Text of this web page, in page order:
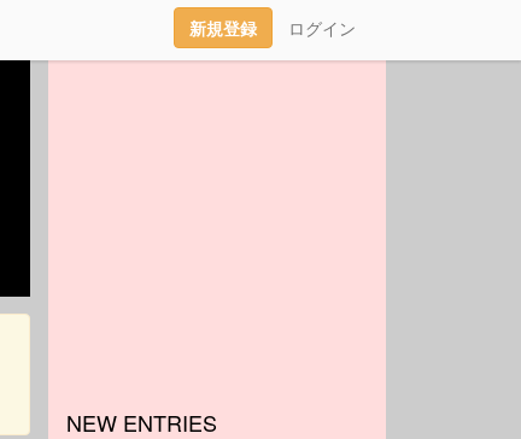
新規登録 ログイン
NEW ENTRIES